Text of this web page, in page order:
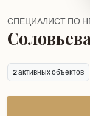
СПЕЦИАЛИСТ ПО
2активных объектов